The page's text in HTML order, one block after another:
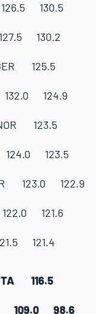
130.5
130.2
125.5
132.0 124.9
NOR 123.5
124.0 123.5
123.0 122.9
122.0 121.6
121.4
ITA 116.5
109.0 98.6